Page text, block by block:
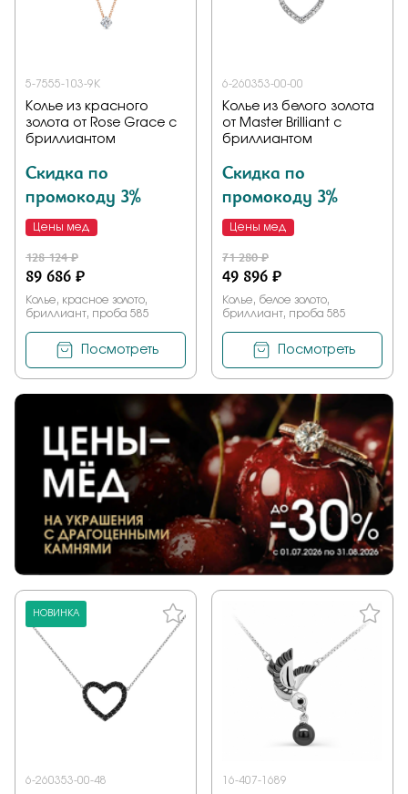
5-7555-103-9К
Колье из красного
золота от Rose Grace с
бриллиантом
Скидка по
промокоду 3%
Цены мед
128 124 ₽
89 686 ₽
Колье, красное золото,
бриллиант, проба 585
Посмотреть
6-260353-00-00
Колье из белого золота
от Master Brilliant с
бриллиантом
Скидка по
промокоду 3%
Цены мед
71 280 ₽
49 896 ₽
Колье, белое золото,
бриллиант, проба 585
Посмотреть
НОВИНКА
6-260353-00-48 16-407-1689
Заказать
Подтверждаю, что я ознакомлен и согласен с условиями
политики конфиденциальности
Отправить